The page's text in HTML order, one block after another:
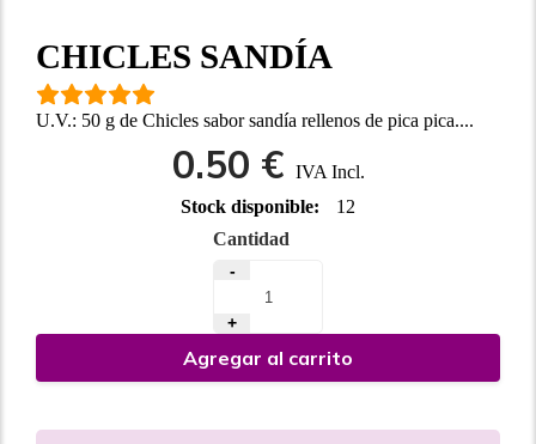
CHICLES SANDÍA
U.V.: 50 g de Chicles sabor sandía rellenos de pica pica....
0.50 € IVA Incl.
Stock disponible:
12
Cantidad
-
+
Agregar al carrito